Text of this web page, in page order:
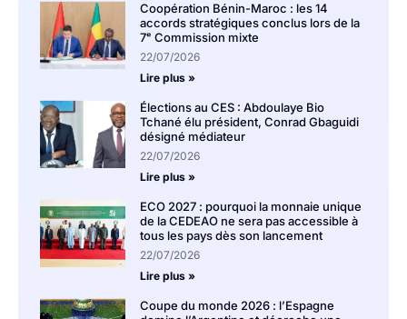
Coopération Bénin-Maroc : les 14
accords stratégiques conclus lors de la
7ᵉ Commission mixte
22/07/2026
Lire plus »
Élections au CES : Abdoulaye Bio
Tchané élu président, Conrad Gbaguidi
désigné médiateur
22/07/2026
Lire plus »
ECO 2027 : pourquoi la monnaie unique
de la CEDEAO ne sera pas accessible à
tous les pays dès son lancement
22/07/2026
Lire plus »
Coupe du monde 2026 : l’Espagne